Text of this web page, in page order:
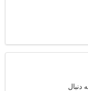
دنبال